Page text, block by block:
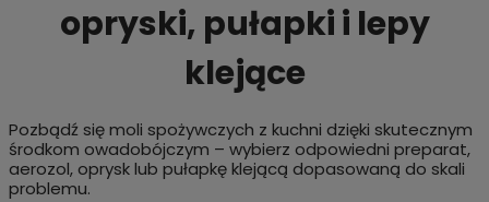
opryski, pułapki i lepy
klejące
Pozbądź się moli spożywczych z kuchni dzięki skutecznym
środkom owadobójczym – wybierz odpowiedni preparat,
aerozol, oprysk lub pułapkę klejącą dopasowaną do skali
problemu.